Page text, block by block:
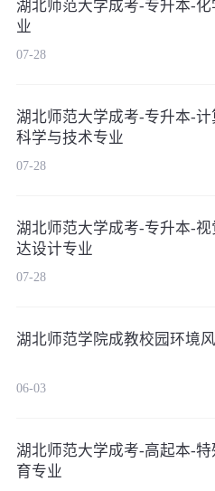
湖北师范大学成考-专升本-化
业
07-28
湖北师范大学成考-专升本-计
科学与技术专业
07-28
湖北师范大学成考-专升本-视
达设计专业
07-28
湖北师范学院成教校园环境
06-03
湖北师范大学成考-高起本-特
育专业